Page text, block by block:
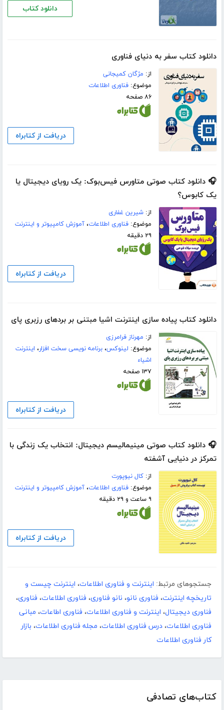
کتاب‌های تصادفی
دانلود کتاب
دانلود کتاب سفر به دنیای فناوری
از: مژگان کمیجانی
موضوع:فناوری اطلاعات
۸۶ صفحه
دریافت از کتابراه
🎧 دانلود کتاب صوتی متاورس فیس‌بوک: یک رویای دیجیتال یا
یک کابوس؟
از:شیرین غفاری
موضوع:فناوری اطلاعات،آموزش کامپیوتر و اینترنت
۲۹ دقیقه
دریافت از کتابراه
دانلود کتاب پیاده سازی اینترنت اشیا مبتنی بر بردهای رزبری پای
از: مهرناز فرامرزی
موضوع: لینوکس،برنامه نویسی سخت افزار، اینترنت
اشیاء
۱۳۷ صفحه
دریافت از کتابراه
🎧 دانلود کتاب صوتی مینیمالیسم دیجیتال: انتخاب یک زندگی با
تمرکز در دنیایی آشفته
از:کال نیوپورت
موضوع:فناوری اطلاعات،آموزش کامپیوتر و اینترنت
۹ ساعت و ۲۹ دقیقه
دریافت از کتابراه
جستجوهای مرتبط: اینترنت و فناوری اطلاعات، اینترنت چیست و
تاریخچه اینترنت، فناوری نانو، نانو فناوری، فناوری اطلاعات، فناوری،
فناوری دیجیتال، اینترنت و فناوری اطلاعات، فناوری اطاعات، مبانی
فناوری اطلاعات، درس فناوری اطلاعات، مجله فناوری اطلاعات، بازار
کار فناوری اطلاعات